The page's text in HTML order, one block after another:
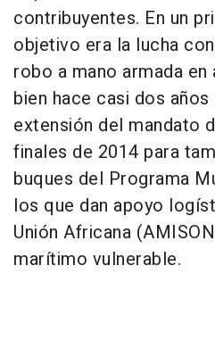
contribuyentes. En un
objetivo era la lucha
robo a mano armada en
bien hace casi dos
extensión del mandato
finales de 2014 para
buques del Programa
los que dan apoyo
Unión Africana
marítimo vulnerable.